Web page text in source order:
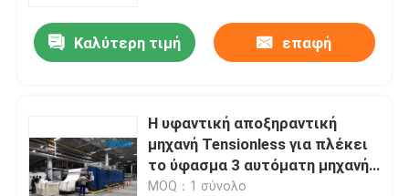
Καλύτερη τιμή επαφή
Η υφαντική αποξηραντική
μηχανή Tensionless για πλέκει
το ύφασμα 3 αυτόματη μηχανή
επιθεώρησης υφάσματος
MOQ：1 σύνολο